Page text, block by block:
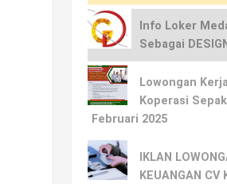
Info Loker
Sebagai
Lowongan
Koperasi
Februari 2025
IKLAN
KEUANGAN CV